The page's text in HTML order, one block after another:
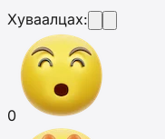
Хуваалцах:
0